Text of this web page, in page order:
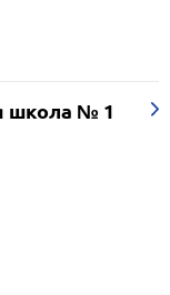
школа № 1